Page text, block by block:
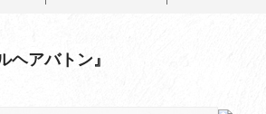
ヘアバトン』